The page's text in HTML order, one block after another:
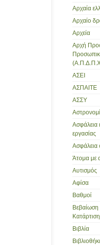
Αρχαία
Αρχαίο
Αρχεία
Αρχή
ΑΣΕΙ
ΑΣΠΑΙΤΕ
ΑΣΣΥ
Ασφάλεια
εργασίας
Ασφάλεια
Άτομα με
Αυτισμός
Αφίσα
Βαθμοί
Βεβαίωση
Βιβλία